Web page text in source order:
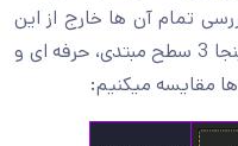
بررسی تمام آن ها خارج از این
مقاله میباشد به همین دلیل ما در اینجا 3 سطح مبتدی، حرفه ای و
ها مقایسه میکنیم: